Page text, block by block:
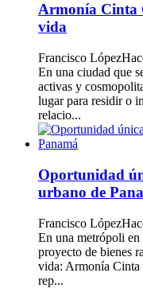
Armonía Cinta
vida
Francisco López
En una ciudad que
activas y
lugar para residir o
relacio...
Oportunidad
urbano de
Francisco López
En una metrópoli en
proyecto de bienes
vida: Armonía Cinta
rep...